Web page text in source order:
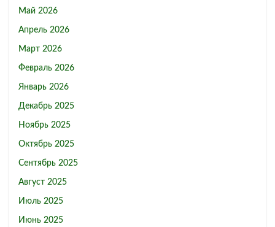
Май 2026
Апрель 2026
Март 2026
Февраль 2026
Январь 2026
Декабрь 2025
Ноябрь 2025
Октябрь 2025
Сентябрь 2025
Август 2025
Июль 2025
Июнь 2025